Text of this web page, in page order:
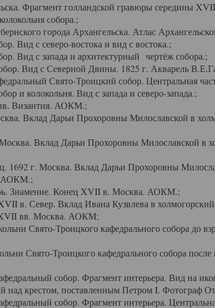
Фрагмент голландской гравюры середины
собора.;
города Архангельска. Атлас
Вид с северо-востока и вид с востока.;
Вид с запада и архитектурный чертёж собора.;
Вид с Северной Двины. 1825 г. Акварель
Свято-Троицкий собор. Центральная
и колокольня. Вид с запада и северо-запада.;
Византия. АОКМ.;
Вклад Дарьи Прохоровны Милославской в
Вклад Дарьи Прохоровны Милославской в
г. Москва. Вклад Дарьи Прохоровны
АОКМ.;
Знамение. Конец XVII в. Москва. АОКМ.;
в. Север. Вклад Ивана Кузвлева в
вв. Москва. АОКМ;
Свято-Троицкого кафедрального собора до
Свято-Троицкого кафедрального собора
собор. Фрагмент интерьера. Вид на
над крестом, поставленным Петром I. Фотограф
собор. Фрагмент интерьера.